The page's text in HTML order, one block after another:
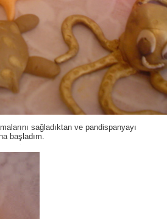
sağladıktan ve pandispanyayı
başladım.